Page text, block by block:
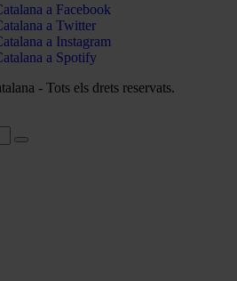
a Facebook
a Twitter
a Instagram
a Spotify
- Tots els drets reservats.
Cerca